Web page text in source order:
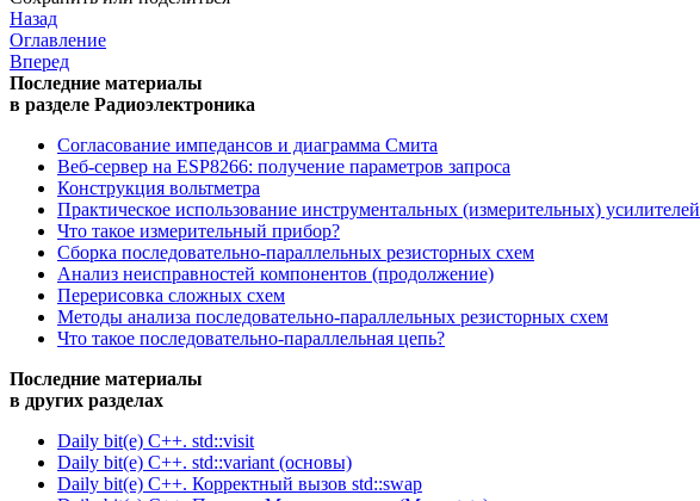
Назад
Оглавление
Вперед
Последние материалы
в разделе Радиоэлектроника
Согласование импедансов и диаграмма Смита
Веб-сервер на ESP8266: получение параметров запроса
Конструкция вольтметра
Практическое использование инструментальных (измерительных) усилителей
Что такое измерительный прибор?
Сборка последовательно-параллельных резисторных схем
Анализ неисправностей компонентов (продолжение)
Перерисовка сложных схем
Методы анализа последовательно-параллельных резисторных схем
Что такое последовательно-параллельная цепь?
Последние материалы
в других разделах
Daily bit(e) C++. std::visit
Daily bit(e) C++. std::variant (основы)
Daily bit(e) C++. Корректный вызов std::swap